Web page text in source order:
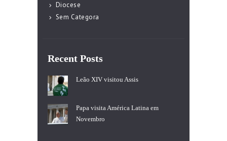
Diocese
Sem Categora
Recent Posts
Leão XIV visitou Assis
Papa visita América Latina em
Novembro